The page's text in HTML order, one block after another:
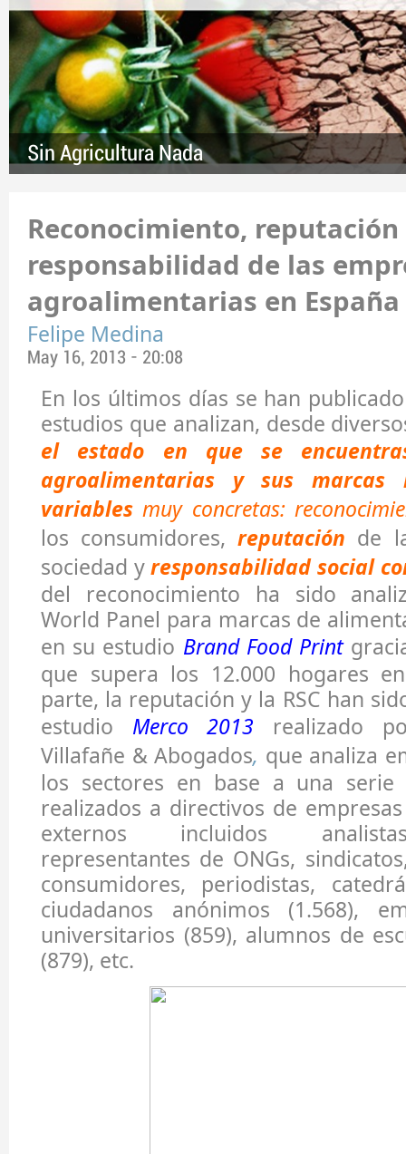
Sin Agricultura Nada
Reconocimiento, reputación
responsabilidad de las
agroalimentarias en España
Felipe Medina
May 16, 2013 - 20:08
En los últimos días se han
estudios que analizan, desde
el estado en que se
agroalimentarias y sus marcas
variablesmuy concretas:
los consumidores,reputación de
sociedad yresponsabilidad social
del reconocimiento ha sido
World Panel para marcas de
en su estudio Brand Food Print
que supera los 12.000 hogares
parte, la reputación y la RSC han
estudio Merco 2013 realizado
Villafañe & Abogados, que analiza
los sectores en base a una serie
realizados a directivos de
externos incluidos
representantes de ONGs,
consumidores, periodistas,
ciudadanos anónimos (1.568),
universitarios (859), alumnos de
(879), etc.